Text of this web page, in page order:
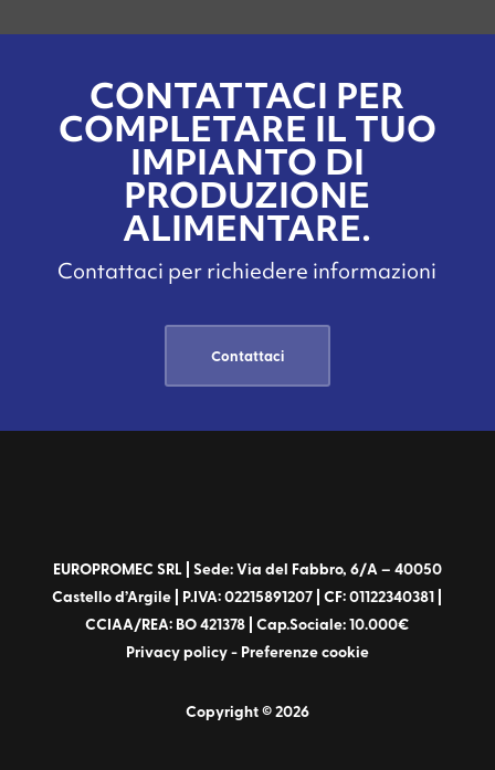
CONTATTACI PER
COMPLETARE IL TUO
IMPIANTO DI
PRODUZIONE
ALIMENTARE.
Contattaci per richiedere informazioni
Contattaci
EUROPROMEC SRL | Sede: Via del Fabbro, 6/A – 40050
Castello d’Argile | P.IVA: 02215891207 | CF: 01122340381 |
CCIAA/REA: BO 421378 | Cap.Sociale: 10.000€
Privacy policy- Preferenze cookie
Copyright © 2026